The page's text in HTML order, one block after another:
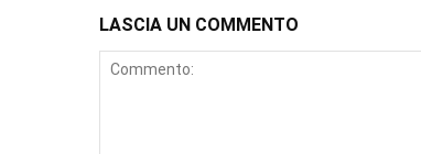
LASCIA UN COMMENTO